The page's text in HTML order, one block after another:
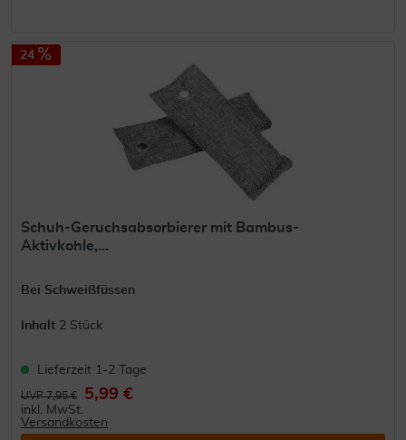
24
Schuh-Geruchsabsorbierer mit Bambus-
Aktivkohle,...
Bei Schweißfüssen
Inhalt 2 Stück
Lieferzeit 1-2 Tage
UVP 7,95 € 5,99 €
inkl. MwSt.
Versandkosten